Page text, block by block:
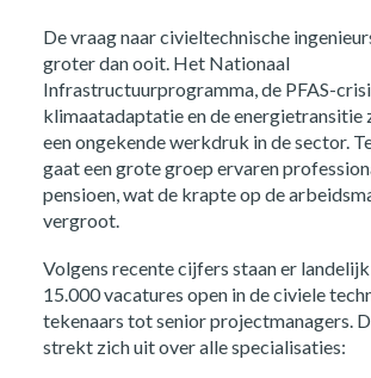
De vraag naar civieltechnische
groter dan ooit. Het Nationaal
Infrastructuurprogramma, de PFAS-
klimaatadaptatie en de energietransitie
een ongekende werkdruk in de sector.
gaat een grote groep ervaren
pensioen, wat de krapte op de
vergroot.
Volgens recente cijfers staan er
15.000 vacatures open in de civiele
tekenaars tot senior projectmanagers.
strekt zich uit over alle specialisaties: